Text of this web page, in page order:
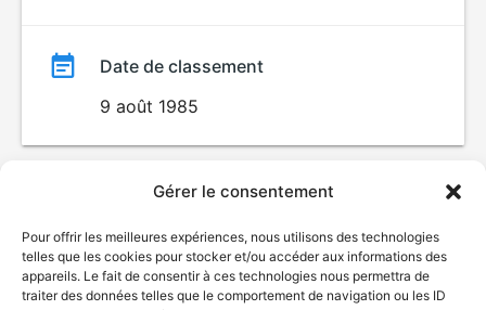
Gérer le consentement
Pour offrir les meilleures expériences, nous utilisons des technologies
telles que les cookies pour stocker et/ou accéder aux informations des
appareils. Le fait de consentir à ces technologies nous permettra de
traiter des données telles que le comportement de navigation ou les ID
Date de classement
9 août 1985